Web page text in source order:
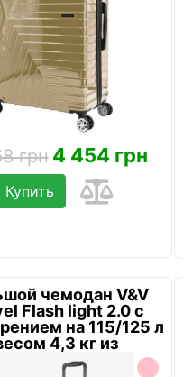
грн 4 454 грн
Купить
чемодан V&V
Flash light 2.0 с
на 115/125 л
4,3 кг из
полипропил...